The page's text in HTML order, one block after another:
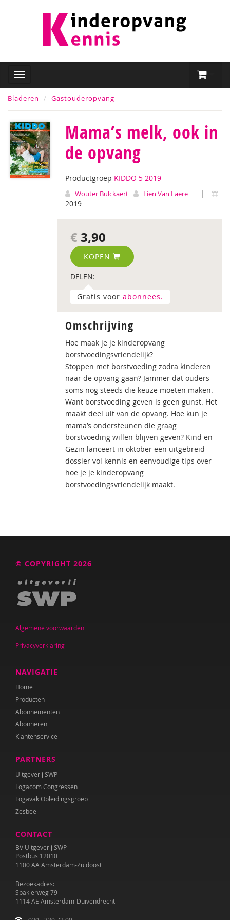
Bladeren Gastouderopvang
Mama’s melk, ook in
de opvang
Productgroep KIDDO 5 2019
Wouter Bulckaert Lien Van Laere
|
2019
€ 3,90
KOPEN
DELEN:
Gratis voor abonnees.
Omschrijving
Hoe maak je je kinderopvang
borstvoedingsvriendelijk?
Stoppen met borstvoeding zodra kinderen
naar de opvang gaan? Jammer dat ouders
soms nog steeds die keuze moeten maken.
Want borstvoeding geven is geen gunst. Het
maakt deel uit van de opvang. Hoe kun je
mama’s ondersteunen die graag
borstvoeding willen blijven geven? Kind en
Gezin lanceert in oktober een uitgebreid
dossier vol kennis en eenvoudige tips over
hoe je je kinderopvang
borstvoedingsvriendelijk maakt.
© COPYRIGHT 2026
Algemene voorwaarden
Privacyverklaring
NAVIGATIE
Home
Producten
Abonnementen
Abonneren
Klantenservice
PARTNERS
Uitgeverij SWP
Logacom Congressen
Logavak Opleidingsgroep
Zesbee
CONTACT
BV Uitgeverij SWP
Postbus 12010
1100 AA Amsterdam-Zuidoost
Bezoekadres:
Spaklerweg 79
1114 AE Amsterdam-Duivendrecht